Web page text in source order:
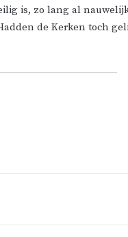
is, zo lang al
de Kerken toch